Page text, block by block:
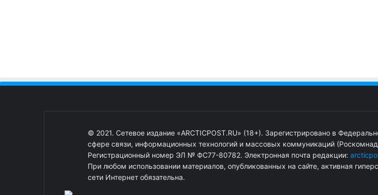
© 2021. Сетевое издание «ARCTICPOST.RU» (18+). Зарегистрировано в
сфере связи, информационных технологий и массовых коммуникаций
Регистрационный номер ЭЛ № ФС77-80782. Электронная почта редакции:
При любом использовании материалов, опубликованных на сайте, активная
сети Интернет обязательна.